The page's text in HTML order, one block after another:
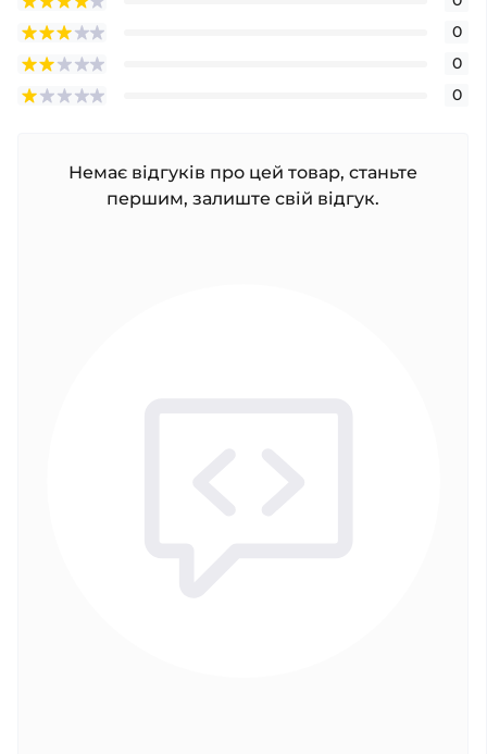
0
0
0
Немає відгуків про цей товар, станьте
першим, залиште свій відгук.